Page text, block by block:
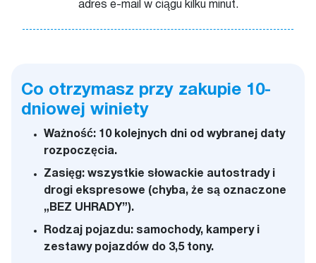
adres e-mail w ciągu kilku minut.
Co otrzymasz przy zakupie 10-
dniowej winiety
Ważność: 10 kolejnych dni od wybranej daty
rozpoczęcia.
Zasięg: wszystkie słowackie autostrady i
drogi ekspresowe (chyba, że są oznaczone
„BEZ UHRADY”).
Rodzaj pojazdu: samochody, kampery i
zestawy pojazdów do 3,5 tony.